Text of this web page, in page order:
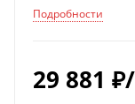
RTU
Подробности
29 881 ₽